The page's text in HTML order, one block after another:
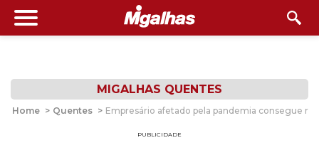
MIGALHAS QUENTES
Home > Quentes > Empresário afetado pela pandemia consegue
PUBLICIDADE